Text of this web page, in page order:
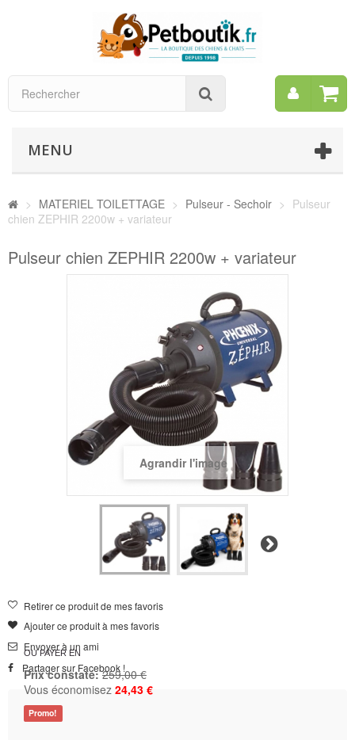
Mon
MENU
> MATERIEL TOILETTAGE > Pulseur - Sechoir > Pulseur
chien ZEPHIR 2200w + variateur
Pulseur chien ZEPHIR 2200w + variateur
Agrandir l'image
Suivant
Retirer ce produit de mes favoris
Ajouter ce produit à mes favoris
Envoyer à un ami
Partager sur Facebook !
OU PAYER EN
Prix constaté: 259,00 €
Vous économisez 24,43 €
Promo!